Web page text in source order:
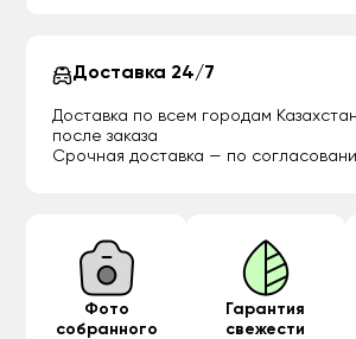
Доставка 24/7
Доставка по всем городам
после заказа
Срочная доставка — по
Фото
собранного
Гарантия
свежести